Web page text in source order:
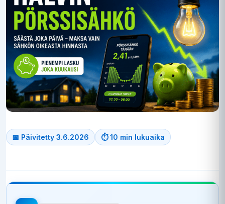
📅 Päivitetty 3.6.2026 ⏱ 10 min lukuaika